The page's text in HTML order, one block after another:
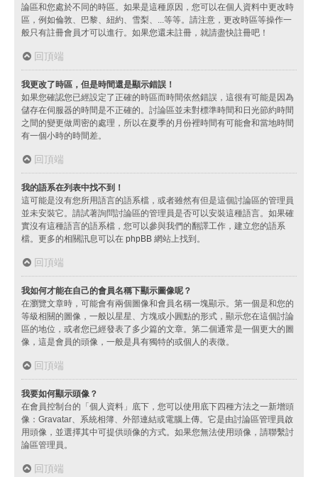
論區和您處於不同的時區。如果是這種原因，您可以在個人資料中更改時
區，例如倫敦、巴黎、紐約、雪梨、...等等。請注意，更改時區等操作一
般只有註冊會員才可以進行。如果您還未註冊，就請盡快註冊吧！
回頂端
我更改了時區，但是時間還是顯示錯誤！
如果您確認您已經設定了正確的時區而時間依然錯誤，這很有可能是因為
儲存在伺服器的時間是不正確的。討論區並未對標準時間和日光節約時間
之間的變更做周密的處理，所以在夏季的月份裡時間有可能會和當地時間
有一個小時的時間差。
回頂端
我的語系在列表中找不到！
這可能是沒有您所用語言的語系檔，或者雖然有但是這個討論區的管理員
並未安裝它。請試著詢問討論區的管理員是否可以安裝這種語言。如果確
實沒有這種語言的語系檔，您可以參與我們的翻譯工作，建立您的語系
檔。更多的相關訊息可以在 phpBB 網站上找到。
回頂端
我如何才能在自己的會員名稱下顯示圖像呢？
在瀏覽文章時，可能會有兩個圖像和會員名稱一塊顯示。第一個是和您的
等級相關的圖像，一般以星星、方塊或小圓點的形式，顯示您在這個討論
區的地位，或者您已經發表了多少篇的文章。第二個通常是一個更大的圖
像，這是會員的頭像，一般是具有獨特的或個人的表徵。
回頂端
我要如何顯示頭像？
在會員控制台的「個人資料」底下，您可以使用底下四種方法之一新增頭
像：Gravatar、系統相簿、外部連結或電腦上傳。它是由討論區管理員啟
用頭像，並選擇其中可提供頭像的方式。如果您無法使用頭像，請聯繫討
論區管理員。
回頂端